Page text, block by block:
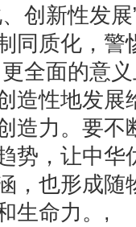
创新性发
同质化，警
全面的意
造性地发展
造力。要不
势，让中华
，也形成随
生命力。